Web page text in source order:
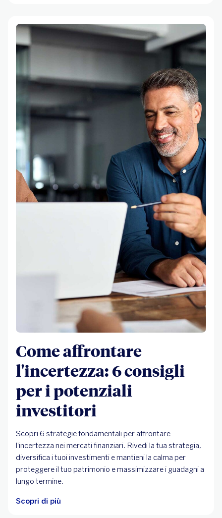
Come affrontare
l'incertezza: 6 consigli
per i potenziali
investitori
Scopri 6 strategie fondamentali per affrontare
l'incertezza nei mercati finanziari. Rivedi la tua strategia,
diversifica i tuoi investimenti e mantieni la calma per
proteggere il tuo patrimonio e massimizzare i guadagni a
lungo termine.
Scopri di più